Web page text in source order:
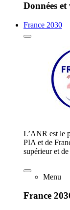
Données
France 2030
L’ANR est le
PIA et de
supérieur et
Menu
France